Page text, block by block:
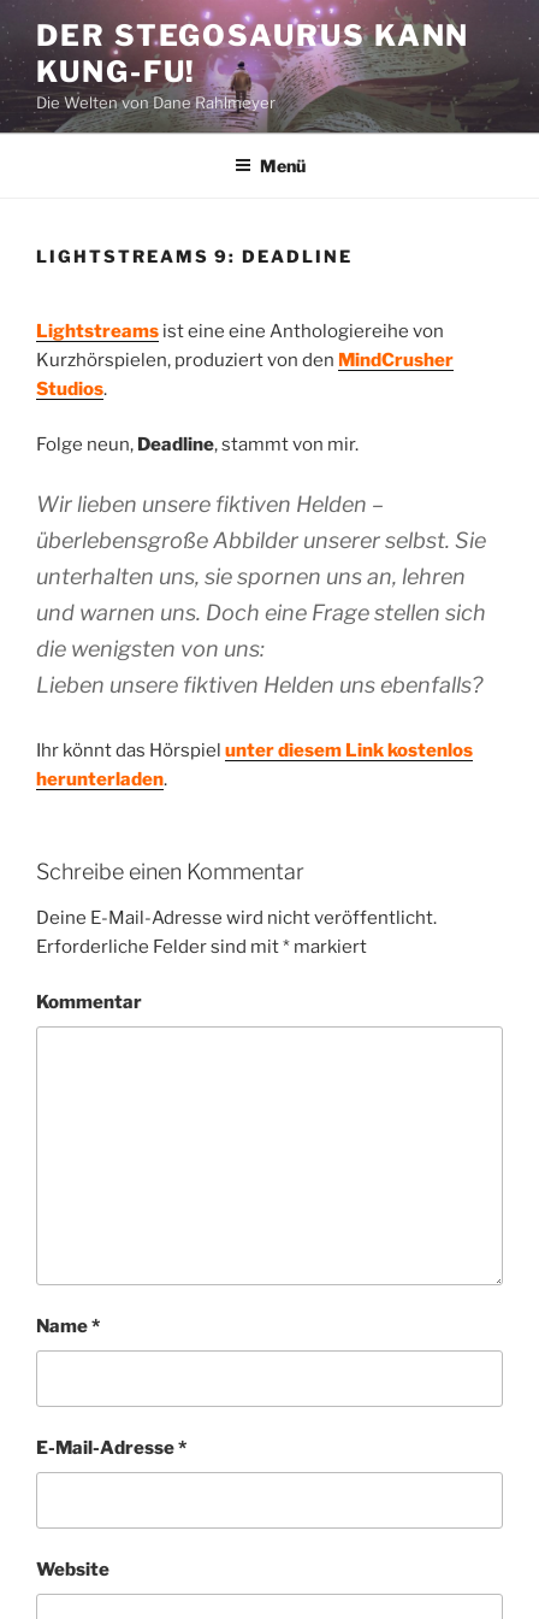
Zum
Inhalt
springen
DER STEGOSAURUS KANN
KUNG-FU!
Die Welten von Dane Rahlmeyer
Menü
LIGHTSTREAMS 9: DEADLINE
Lightstreams ist eine eine Anthologiereihe von
Kurzhörspielen, produziert von den MindCrusher
Studios.
Folge neun, Deadline, stammt von mir.
Wir lieben unsere fiktiven Helden –
überlebensgroße Abbilder unserer selbst. Sie
unterhalten uns, sie spornen uns an, lehren
und warnen uns. Doch eine Frage stellen sich
die wenigsten von uns:
Lieben unsere fiktiven Helden uns ebenfalls?
Ihr könnt das Hörspiel unter diesem Link kostenlos
herunterladen.
Schreibe einen Kommentar
Deine E-Mail-Adresse wird nicht veröffentlicht.
Erforderliche Felder sind mit* markiert
Kommentar
Name*
E-Mail-Adresse*
Website